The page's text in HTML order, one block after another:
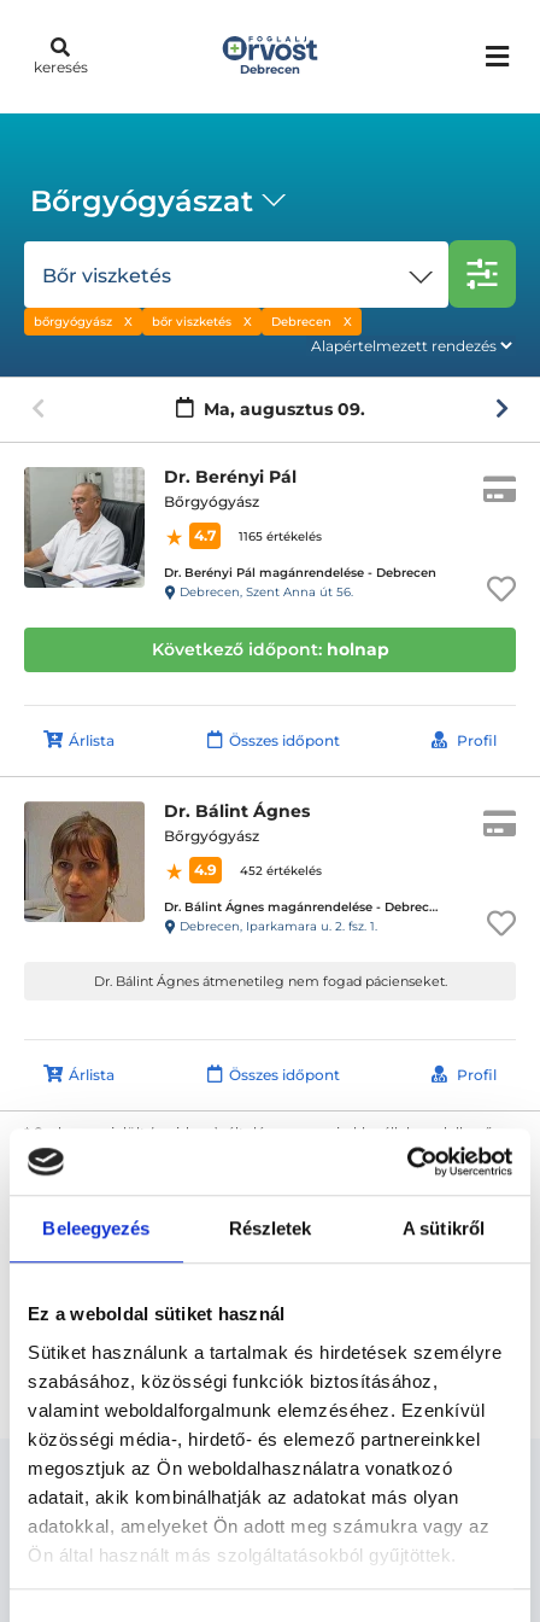
Beleegyezés Részletek A sütikről
Ez a weboldal sütiket használ
Sütiket használunk a tartalmak és hirdetések személyre
szabásához, közösségi funkciók biztosításához,
valamint weboldalforgalmunk elemzéséhez. Ezenkívül
közösségi média-, hirdető- és elemező partnereinkkel
megosztjuk az Ön weboldalhasználatra vonatkozó
adatait, akik kombinálhatják az adatokat más olyan
adatokkal, amelyeket Ön adott meg számukra vagy az
Ön által használt más szolgáltatásokból gyűjtöttek.
keresés Debrecen
Bőrgyógyászat
Bőr viszketés
bőrgyógyász bőr viszketés Debrecen
Ma, augusztus 09.
Dr. Berényi Pál
Bőrgyógyász
4.7
1165 értékelés
Dr. Berényi Pál magánrendelése - Debrecen
Debrecen, Szent Anna út 56.
Következő időpont: holnap
Árlista Összes időpont Profil
Dr. Bálint Ágnes
Bőrgyógyász
4.9
452 értékelés
Dr. Bálint Ágnes magánrendelése - Debrecen
Debrecen, Iparkamara u. 2. fsz. 1.
Dr. Bálint Ágnes átmenetileg nem fogad pácienseket.
Árlista Összes időpont Profil
* Szakorvos jelölt (rezidens): általános orvosi oklevéllel rendelkező
orvos, aki jogszabályok szerinti szakorvosi szakképesítés
megszerzésére irányuló képzésben vesz részt. Ezen orvosok által
önállóan nem végezhető szakmai tevékenységért teljes
szolgáltató szakorvosa az első részvizsgáig, utána pedig a
felelősségét kizárja esetleges névazonosságért bármely szakorvos
Főoldal Bőrgyógyász Debrecen Bőr viszketés
Bőrgyógyász Debrecen -